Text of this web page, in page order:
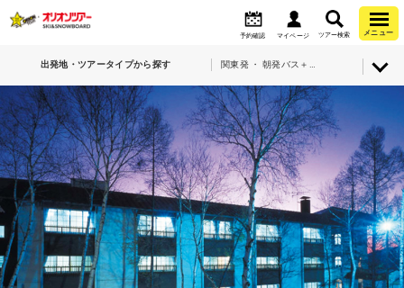
予約確認 マイページ ツアー検索 メニュー
出発地・ツアータイプから探す